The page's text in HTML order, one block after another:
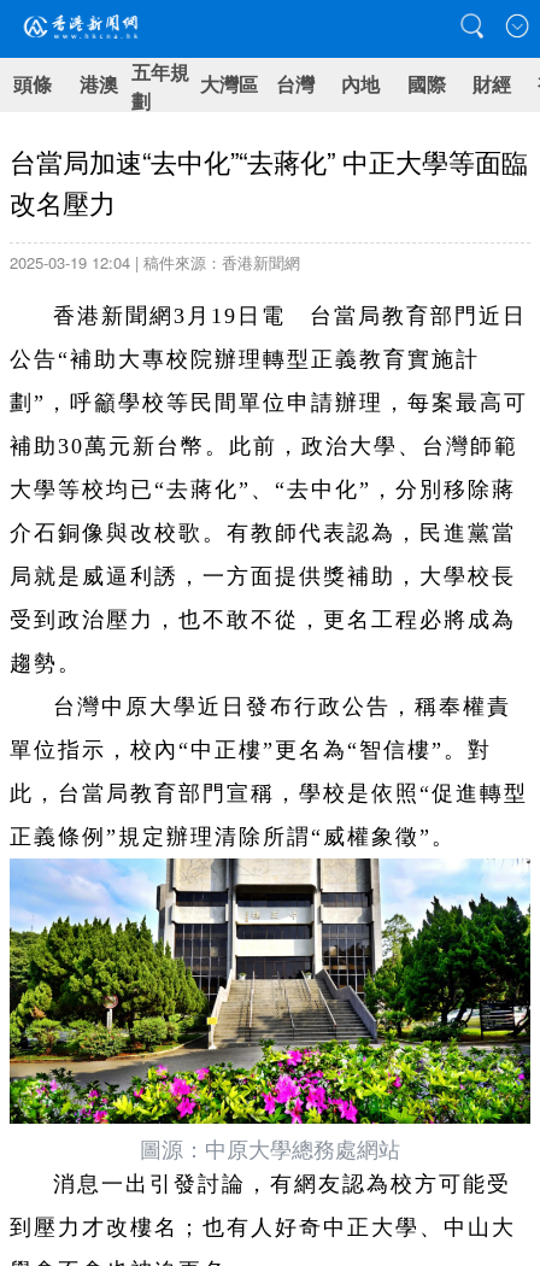
頭條 港澳 五年規
劃
大灣區 台灣 內地 國際 財經
台當局加速“去中化”“去蔣化” 中正大學等面臨
改名壓力
2025-03-19 12:04 | 稿件來源：香港新聞網
香港新聞網3月19日電 台當局教育部門近日
公告“補助大專校院辦理轉型正義教育實施計
劃”，呼籲學校等民間單位申請辦理，每案最高可
補助30萬元新台幣。此前，政治大學、台灣師範
大學等校均已“去蔣化”、“去中化”，分別移除蔣
介石銅像與改校歌。有教師代表認為，民進黨當
局就是威逼利誘，一方面提供獎補助，大學校長
受到政治壓力，也不敢不從，更名工程必將成為
趨勢。
台灣中原大學近日發布行政公告，稱奉權責
單位指示，校內“中正樓”更名為“智信樓”。對
此，台當局教育部門宣稱，學校是依照“促進轉型
正義條例”規定辦理清除所謂“威權象徵”。
圖源：中原大學總務處網站
消息一出引發討論，有網友認為校方可能受
到壓力才改樓名；也有人好奇中正大學、中山大